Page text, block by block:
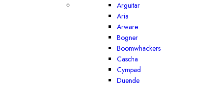
Arguitar
Aria
Arware
Bogner
Boomwhackers
Cascha
Cympad
Duende